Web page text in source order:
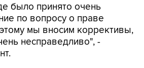
было принято очень
по вопросу о праве
мы вносим коррективы,
несправедливо", -